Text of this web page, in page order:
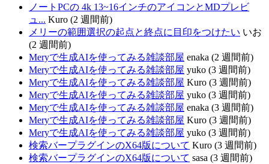
ノートPCの 4k 13~16インチのアイコンとMDプレビ
ュ... Kuro (2 週間前)
メリーの範囲選択の起点と終点に目印をつけたい いお
(2 週間前)
Meryで生成AIを使ってみる雑談部屋 enaka (2 週間前)
Meryで生成AIを使ってみる雑談部屋 yuko (3 週間前)
Meryで生成AIを使ってみる雑談部屋 Kuro (3 週間前)
Meryで生成AIを使ってみる雑談部屋 yuko (3 週間前)
Meryで生成AIを使ってみる雑談部屋 enaka (3 週間前)
Meryで生成AIを使ってみる雑談部屋 Kuro (3 週間前)
Meryで生成AIを使ってみる雑談部屋 yuko (3 週間前)
検索バープラグインのX64版について Kuro (3 週間前)
検索バープラグインのX64版について sasa (3 週間前)